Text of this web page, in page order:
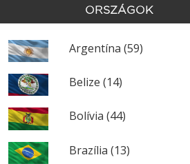
ORSZÁGOK
Argentína (59)
Belize (14)
Bolívia (44)
Brazília (13)